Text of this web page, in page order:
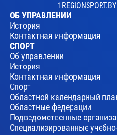
1REGIONSPORT.BY
ОБ УПРАВЛЕНИИ
История
Контактная информация
СПОРТ
Об управлении
История
Контактная информация
Спорт
Областной календарный
Областные федерации
Подведомственные
Специализированные